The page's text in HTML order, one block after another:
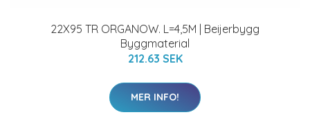
22X95 TR ORGANOW. L=4,5M | Beijerbygg
Byggmaterial
212.63 SEK
MER INFO!